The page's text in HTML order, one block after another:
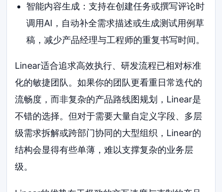
智能内容生成：支持在创建任务或撰写评论时
调用AI，自动补全需求描述或生成测试用例草
稿，减少产品经理与工程师的重复书写时间。
Linear适合追求高效执行、研发流程已相对标准
化的敏捷团队。如果你的团队更看重日常迭代的
流畅度，而非复杂的产品路线图规划，Linear是
不错的选择。但对于需要大量自定义字段、多层
级需求拆解或跨部门协同的大型组织，Linear的
结构会显得有些单薄，难以支撑复杂的业务层
级。